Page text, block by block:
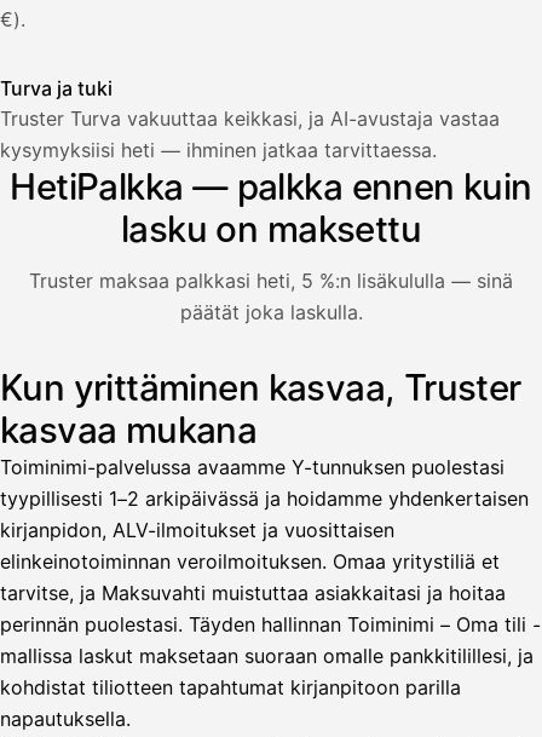
€).
Turva ja tuki
Truster Turva vakuuttaa keikkasi, ja AI-avustaja vastaa
kysymyksiisi heti — ihminen jatkaa tarvittaessa.
HetiPalkka — palkka ennen kuin
lasku on maksettu
Truster maksaa palkkasi heti, 5 %:n lisäkululla — sinä
päätät joka laskulla.
Kuvitus: käyttäjä nostaa palkan laskusta, jota asiakas ei
Palkka
Lasku · Acme Oy
Odottaa maksua
Nosta palkkaa
Bruttopalkka
Ennakonpidätys
HetiPalkka
Ennen laskun maksua
Vahvista
Palkka maksussa
Kun yrittäminen kasvaa, Truster
kasvaa mukana
Toiminimi-palvelussa avaamme Y-tunnuksen puolestasi
tyypillisesti 1–2 arkipäivässä ja hoidamme yhdenkertaisen
kirjanpidon, ALV-ilmoitukset ja vuosittaisen
elinkeinotoiminnan veroilmoituksen. Omaa yritystiliä et
tarvitse, ja Maksuvahti muistuttaa asiakkaitasi ja hoitaa
perinnän puolestasi. Täyden hallinnan Toiminimi – Oma tili -
mallissa laskut maksetaan suoraan omalle pankkitilillesi, ja
kohdistat tiliotteen tapahtumat kirjanpitoon parilla
napautuksella.